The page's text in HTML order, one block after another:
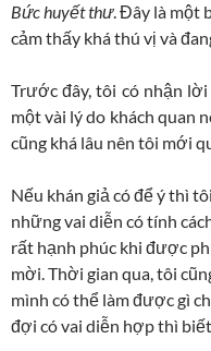
Bức huyết thư. Đây là một
cảm thấy khá thú vị và
Trước đây, tôi có nhận
một vài lý do khách quan
cũng khá lâu nên tôi mới
Nếu khán giả có để ý thì
những vai diễn có tính
rất hạnh phúc khi được
mời. Thời gian qua, tôi
mình có thể làm được gì
đợi có vai diễn hợp thì